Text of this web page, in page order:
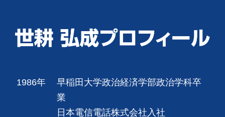
1986年
早稲田大学政治経済学部政治学科卒
業
日本電信電話株式会社入社